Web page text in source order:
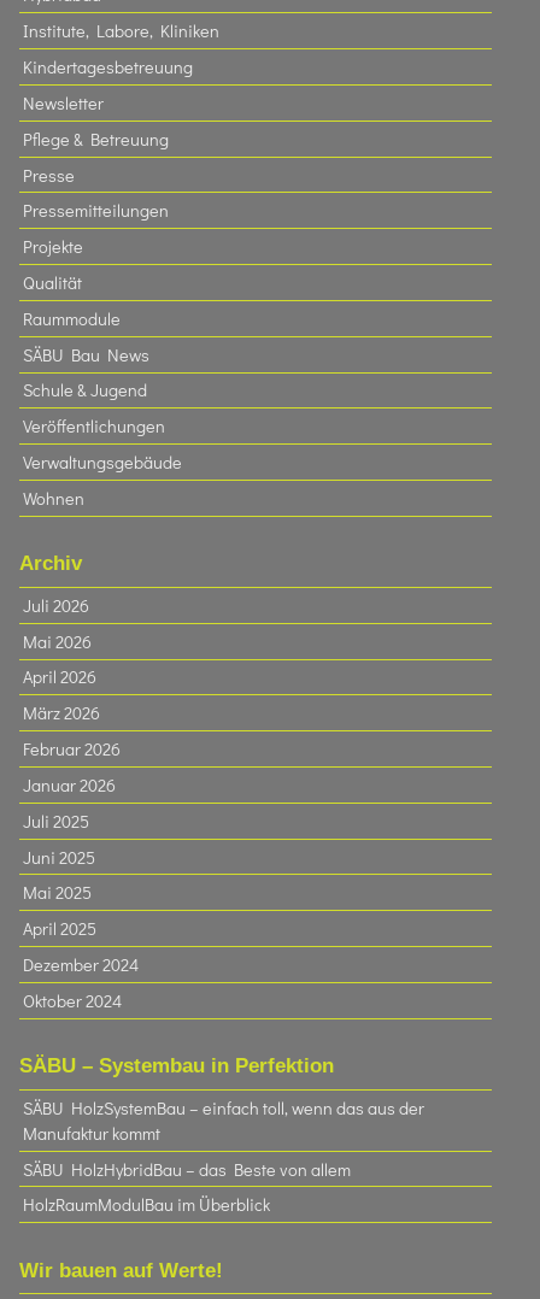
Institute, Labore, Kliniken
Kindertagesbetreuung
Newsletter
Pflege & Betreuung
Presse
Pressemitteilungen
Projekte
Qualität
Raummodule
SÄBU Bau News
Schule & Jugend
Veröffentlichungen
Verwaltungsgebäude
Wohnen
Archiv
Juli 2026
Mai 2026
April 2026
März 2026
Februar 2026
Januar 2026
Juli 2025
Juni 2025
Mai 2025
April 2025
Dezember 2024
Oktober 2024
SÄBU – Systembau in Perfektion
SÄBU HolzSystemBau – einfach toll, wenn das aus der
Manufaktur kommt
SÄBU HolzHybridBau – das Beste von allem
HolzRaumModulBau im Überblick
Wir bauen auf Werte!